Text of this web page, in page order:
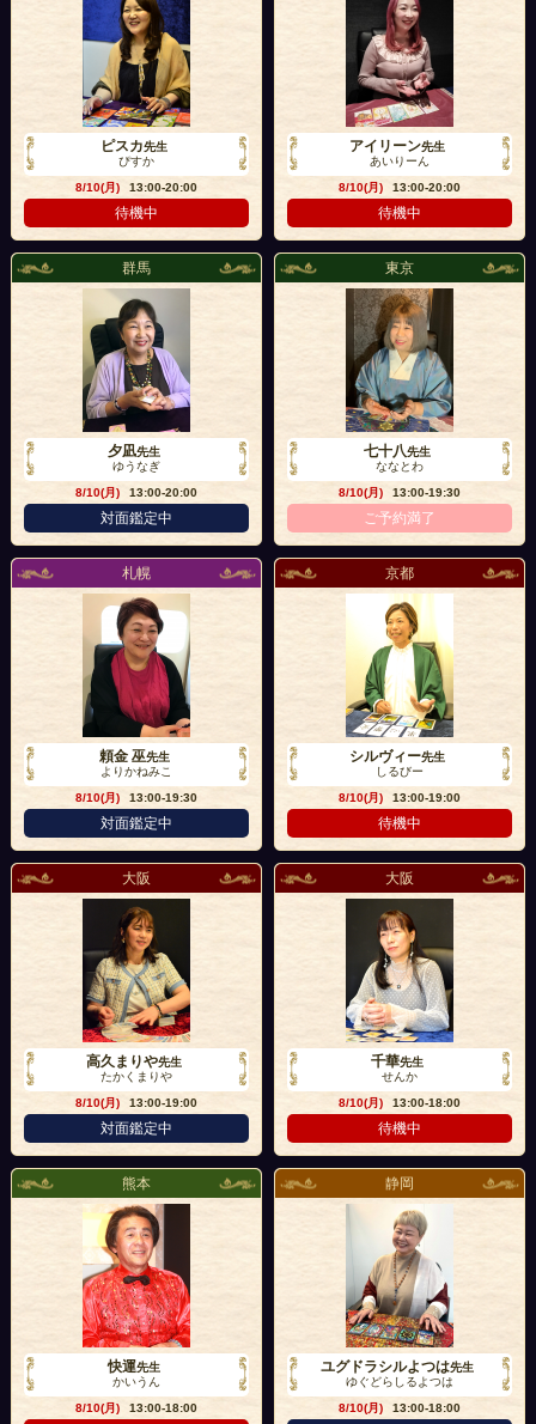
ピスカ先生
ぴすか
8/10(月)
13:00-20:00
待機中
アイリーン先生
あいりーん
8/10(月)
13:00-20:00
待機中
群馬
夕凪先生
ゆうなぎ
8/10(月)
13:00-20:00
対面鑑定中
東京
七十八先生
ななとわ
8/10(月)
13:00-19:30
ご予約満了
札幌
頼金 巫先生
よりかねみこ
8/10(月)
13:00-19:30
対面鑑定中
京都
シルヴィー先生
しるびー
8/10(月)
13:00-19:00
待機中
大阪
高久まりや先生
たかくまりや
8/10(月)
13:00-19:00
対面鑑定中
大阪
千華先生
せんか
8/10(月)
13:00-18:00
待機中
熊本
快運先生
かいうん
8/10(月)
13:00-18:00
静岡
ユグドラシルよつは先生
ゆぐどらしるよつは
8/10(月)
13:00-18:00